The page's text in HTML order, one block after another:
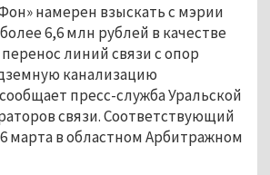
намерен взыскать с мэрии
6,6 млн рублей в качестве
линий связи с опор
канализацию
пресс-служба Уральской
связи. Соответствующий
марта в областном Арбитражном